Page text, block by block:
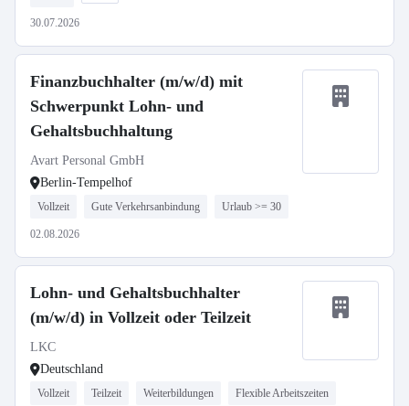
30.07.2026
Finanzbuchhalter (m/w/d) mit
Schwerpunkt Lohn- und
Gehaltsbuchhaltung
Avart Personal GmbH
Berlin-Tempelhof
Vollzeit Gute Verkehrsanbindung Urlaub >= 30
02.08.2026
Lohn- und Gehaltsbuchhalter
(m/w/d) in Vollzeit oder Teilzeit
LKC
Deutschland
Vollzeit Teilzeit Weiterbildungen Flexible Arbeitszeiten